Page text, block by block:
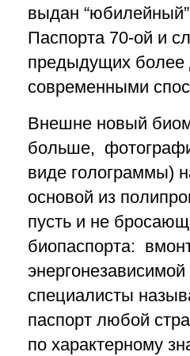
выдан
Паспорта 70-ой и
предыдущих более
современными
Внешне новый
больше,
виде голограммы)
основой из
пусть и не
биопаспорта:
специалисты
паспорт любой
по характерному